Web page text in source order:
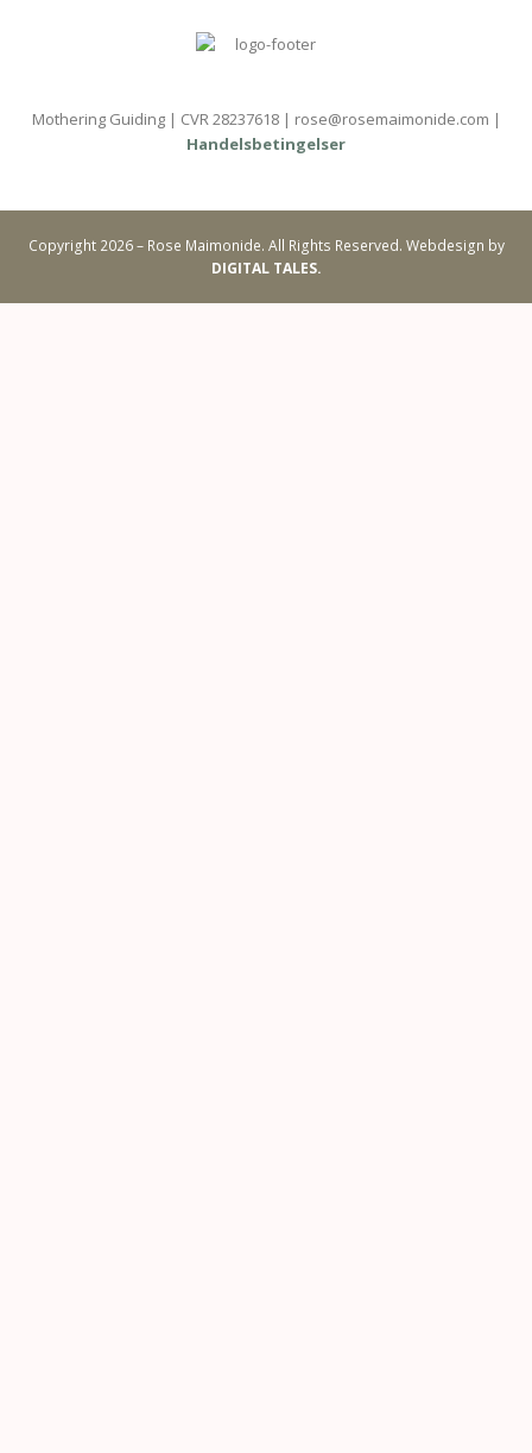
Mothering Guiding | CVR 28237618 | rose@rosemaimonide.com |
Handelsbetingelser
Copyright 2026 – Rose Maimonide. All Rights Reserved. Webdesign by
DIGITAL TALES.